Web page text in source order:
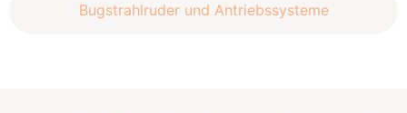
Bugstrahlruder und Antriebssysteme